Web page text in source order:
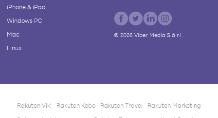
iPhone & iPad
Windows PC
Mac
Linux
© 2026Viber Media S.à r.l.
Rakuten Viki Rakuten Kobo Rakuten Travel
Rakuten Marketing